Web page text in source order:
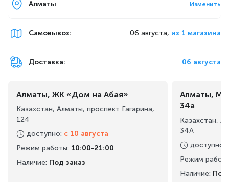
Алматы Изменить
Самовывоз: 06 августа, из 1 магазина
Доставка: 06 августа
Алматы, ЖК «Дом на Абая»
Казахстан, Алматы, проспект Гагарина,
124
доступно: с 10 августа
Режим работы: 10:00-21:00
Наличие: Под заказ
Алматы,
34а
Казахстан,
34А
доступно
Режим
Наличие: Под